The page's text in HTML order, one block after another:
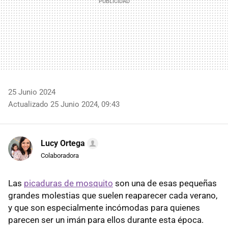
25 Junio 2024
Actualizado 25 Junio 2024, 09:43
Lucy Ortega
Colaboradora
Las picaduras de mosquito son una de esas pequeñas
grandes molestias que suelen reaparecer cada verano,
y que son especialmente incómodas para quienes
parecen ser un imán para ellos durante esta época.